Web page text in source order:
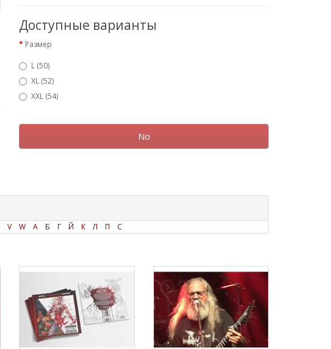
Доступные варианты
Размер
L (50)
XL (52)
XXL (54)
No
V W А Б Г Й К Л П С